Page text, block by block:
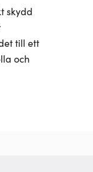
skydd
till ett
och